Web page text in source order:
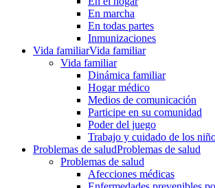
En marcha
En todas partes
Inmunizaciones
Vida familiarVida familiar
Vida familiar
Dinámica familiar
Hogar médico
Medios de comunicación
Participe en su comunidad
Poder del juego
Trabajo y cuidado de los
Problemas de saludProblemas de salud
Problemas de salud
Afecciones médicas